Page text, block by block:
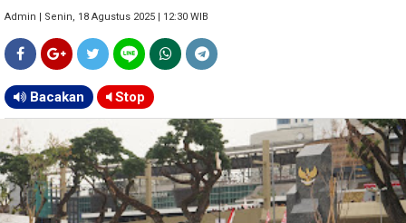
Admin | Senin, 18 Agustus 2025 | 12:30 WIB
Bacakan Stop